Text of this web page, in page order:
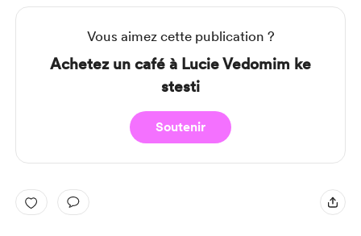
Vous aimez cette publication ?
Achetez un café à Lucie Vedomim ke
stesti
Soutenir